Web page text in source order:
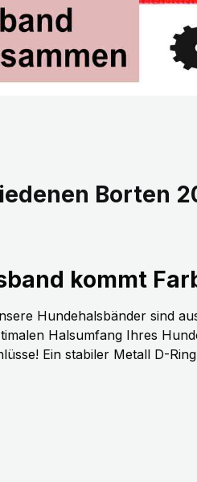
Borten
kommt
Hundehalsbänder sind
Halsumfang Ihres
Ein stabiler Metall D-